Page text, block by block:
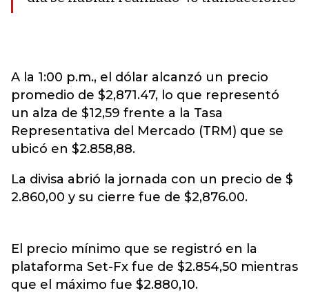
A la 1:00 p.m., el dólar alcanzó un precio
promedio de $2,871.47, lo que representó
un alza de $12,59 frente a la Tasa
Representativa del Mercado (TRM) que se
ubicó en $2.858,88.
La divisa abrió la jornada con un precio de $
2.860,00 y su cierre fue de $2,876.00.
El precio mínimo que se registró en la
plataforma Set-Fx fue de $2.854,50 mientras
que el máximo fue $2.880,10.